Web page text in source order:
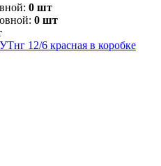
0 шт
0 шт
12/6 красная в коробке